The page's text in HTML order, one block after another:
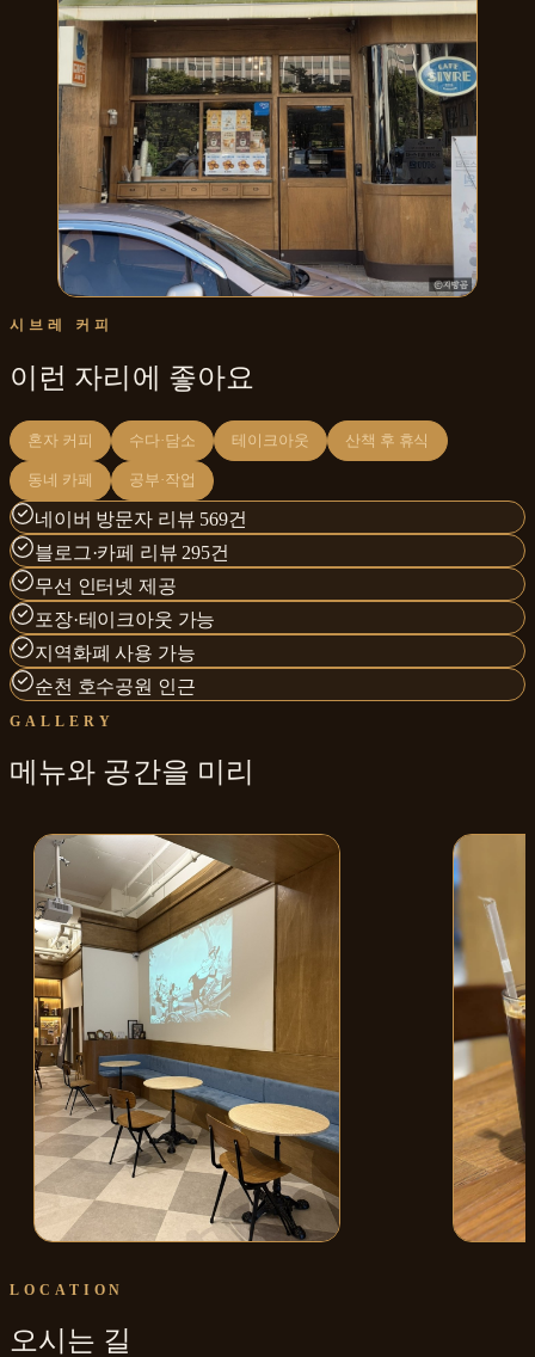
시브레 커피
이런 자리에 좋아요
혼자 커피 수다·담소 테이크아웃 산책 후 휴식
동네 카페 공부·작업
네이버 방문자 리뷰 569건
블로그·카페 리뷰 295건
무선 인터넷 제공
포장·테이크아웃 가능
지역화폐 사용 가능
순천 호수공원 인근
GALLERY
메뉴와 공간을 미리
LOCATION
오시는 길